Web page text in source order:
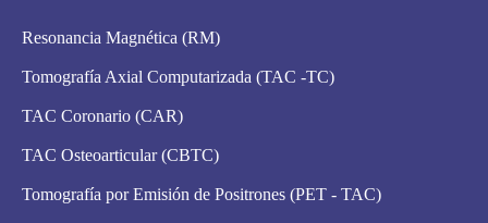
Resonancia Magnética (RM)
Tomografía Axial Computarizada (TAC -TC)
TAC Coronario (CAR)
TAC Osteoarticular (CBTC)
Tomografía por Emisión de Positrones (PET - TAC)